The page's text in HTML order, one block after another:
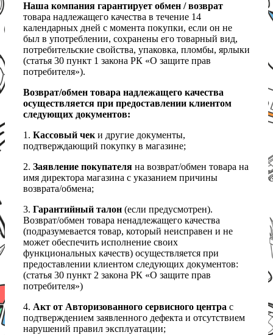
Наша компания гарантирует обмен / возврат
товара надлежащего качества в течение 14
календарных дней с момента покупки, если он не
был в употреблении, сохранены его товарный вид,
потребительские свойства, упаковка, пломбы, ярлыки
(статья 30 пункт 1 закона РК «О защите прав
потребителя»).
Возврат/обмен товара надлежащего качества
осуществляется при предоставлении клиентом
следующих документов:
1. Кассовый чек и другие документы,
подтверждающий покупку в магазине;
2. Заявление покупателя на возврат/обмен товара на
имя директора магазина с указанием причины
возврата/обмена;
3. Гарантийный талон (если предусмотрен).
Возврат/обмен товара ненадлежащего качества
(подразумевается товар, который неисправен и не
может обеспечить исполнение своих
функциональных качеств) осуществляется при
предоставлении клиентом следующих документов:
(статья 30 пункт 2 закона РК «О защите прав
потребителя»)
4. Акт от Авторизованного сервисного центра с
подтверждением заявленного дефекта и отсутствием
нарушений правил эксплуатации;